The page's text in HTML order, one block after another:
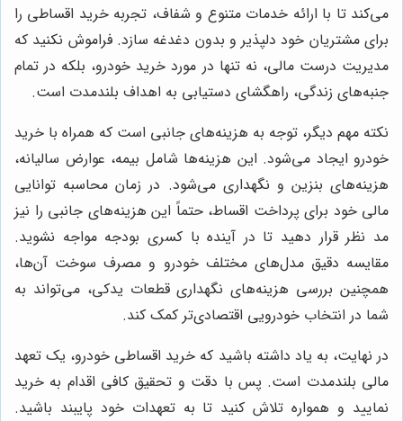
می‌کند تا با ارائه خدمات متنوع و شفاف، تجربه خرید اقساطی را
برای مشتریان خود دلپذیر و بدون دغدغه سازد. فراموش نکنید که
مدیریت درست مالی، نه تنها در مورد خرید خودرو، بلکه در تمام
جنبه‌های زندگی، راهگشای دستیابی به اهداف بلندمدت است.
نکته مهم دیگر، توجه به هزینه‌های جانبی است که همراه با خرید
خودرو ایجاد می‌شود. این هزینه‌ها شامل بیمه، عوارض سالیانه،
هزینه‌های بنزین و نگهداری می‌شود. در زمان محاسبه توانایی
مالی خود برای پرداخت اقساط، حتماً این هزینه‌های جانبی را نیز
مد نظر قرار دهید تا در آینده با کسری بودجه مواجه نشوید.
مقایسه دقیق مدل‌های مختلف خودرو و مصرف سوخت آن‌ها،
همچنین بررسی هزینه‌های نگهداری قطعات یدکی، می‌تواند به
شما در انتخاب خودرویی اقتصادی‌تر کمک کند.
در نهایت، به یاد داشته باشید که خرید اقساطی خودرو، یک تعهد
مالی بلندمدت است. پس با دقت و تحقیق کافی اقدام به خرید
نمایید و همواره تلاش کنید تا به تعهدات خود پایبند باشید.